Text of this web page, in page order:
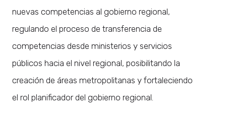
nuevas competencias al gobierno regional,
regulando el proceso de transferencia de
competencias desde ministerios y servicios
públicos hacia el nivel regional, posibilitando la
creación de áreas metropolitanas y fortaleciendo
el rol planificador del gobierno regional.